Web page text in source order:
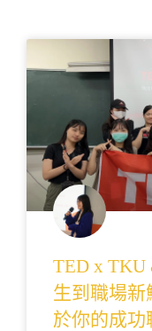
TED x TKU
生到職場新
於你的成功